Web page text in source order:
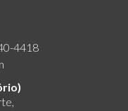
4418